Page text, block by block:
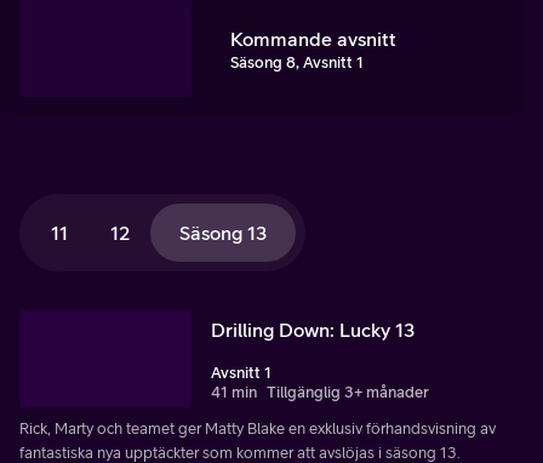
Kommande avsnitt
Säsong 8, Avsnitt 1
11 12 Säsong 13
Drilling Down: Lucky 13
Avsnitt 1
41 min Tillgänglig 3+ månader
Rick, Marty och teamet ger Matty Blake en exklusiv förhandsvisning av
fantastiska nya upptäckter som kommer att avslöjas i säsong 13.